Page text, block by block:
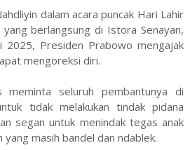
dalam acara puncak Hari Lahir
berlangsung di Istora Senayan,
2025, Presiden Prabowo mengajak
mengoreksi diri.
meminta seluruh pembantunya di
tidak melakukan tindak pidana
segan untuk menindak tegas anak
masih bandel dan ndablek.